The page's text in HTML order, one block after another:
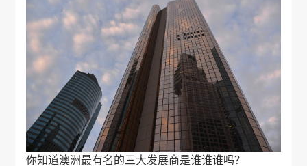
你知道澳洲最有名的三大发展商是谁谁谁吗？